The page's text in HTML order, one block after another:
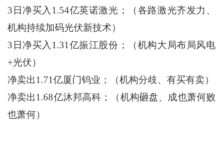
3日净买入1.54亿英诺激光；（各路激光齐发力、
机构持续加码光伏新技术）
3日净买入1.31亿振江股份；（机构大局布局风电
+光伏）
净卖出1.71亿厦门钨业；（机构分歧、有买有卖）
净卖出1.68亿沐邦高科；（机构砸盘、成也萧何败
也萧何）